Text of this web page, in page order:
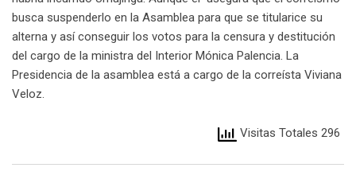
busca suspenderlo en la Asamblea para que se titularice su
alterna y así conseguir los votos para la censura y destitución
del cargo de la ministra del Interior Mónica Palencia. La
Presidencia de la asamblea está a cargo de la correísta Viviana
Veloz.
Visitas Totales 296